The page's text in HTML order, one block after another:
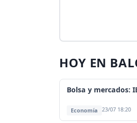
HOY EN
Bolsa y mercados:
Economía 23/07 18:20